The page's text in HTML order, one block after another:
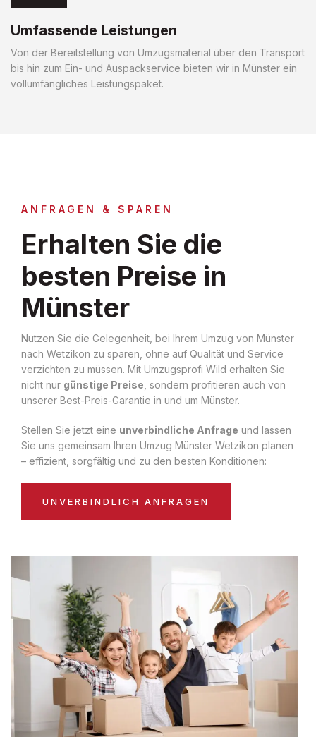
Umfassende Leistungen
Von der Bereitstellung von Umzugsmaterial über den Transport
bis hin zum Ein- und Auspackservice bieten wir in Münster ein
vollumfängliches Leistungspaket.
ANFRAGEN & SPAREN
Erhalten Sie die
besten Preise in
Münster
Nutzen Sie die Gelegenheit, bei Ihrem Umzug von Münster
nach Wetzikon zu sparen, ohne auf Qualität und Service
verzichten zu müssen. Mit Umzugsprofi Wild erhalten Sie
nicht nur günstige Preise , sondern profitieren auch von
unserer Best-Preis-Garantie in und um Münster.
Stellen Sie jetzt eine unverbindliche Anfrage und lassen
Sie uns gemeinsam Ihren Umzug Münster Wetzikon planen
– effizient, sorgfältig und zu den besten Konditionen:
UNVERBINDLICH ANFRAGEN